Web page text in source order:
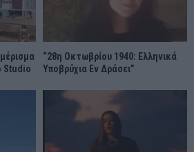
Studio
“28η Οκτωβρίου 1940: Ελληνικά
Υποβρύχια Εν Δράσει”